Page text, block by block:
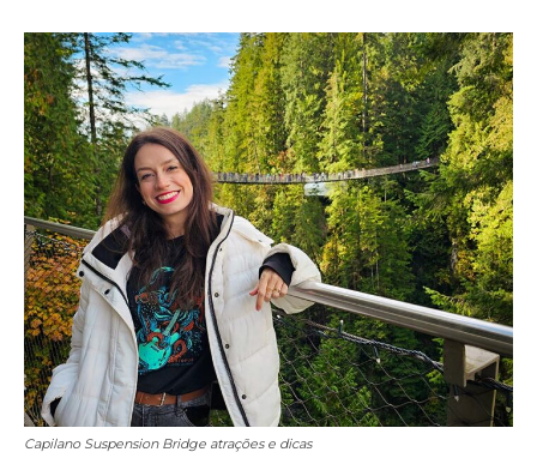
Capilano Suspension Bridge atrações e dicas